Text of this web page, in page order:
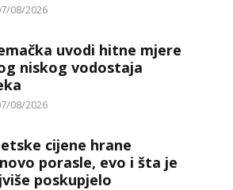
08/2026
uvodi hitne mjere
niskog vodostaja
08/2026
cijene hrane
porasle, evo i šta je
poskupjelo